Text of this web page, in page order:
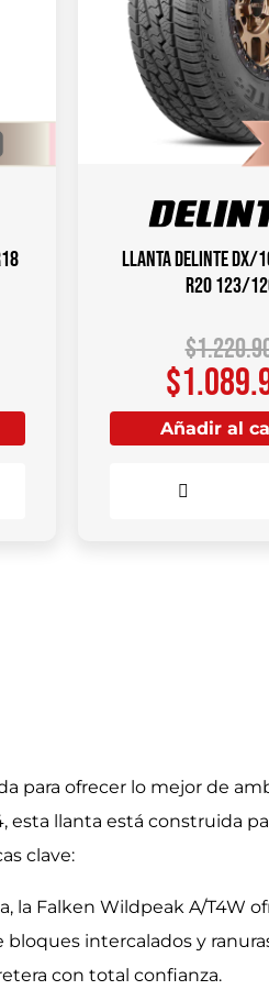
Llanta DELINTE DX/
R20 123/
$
$
Añadir al
para ofrecer lo mejor de
llanta está construida
clave:
la Falken Wildpeak A/T4W
intercalados y
con total confianza.